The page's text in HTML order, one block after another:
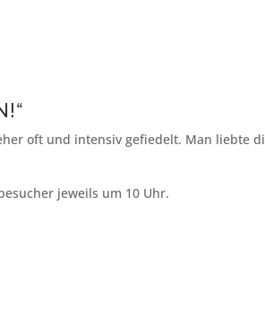
oft und intensiv gefiedelt. Man liebte
jeweils um 10 Uhr.